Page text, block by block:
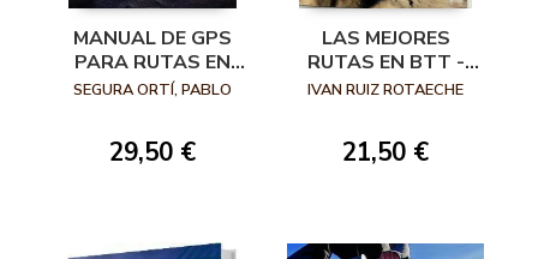
MANUAL DE GPS
PARA RUTAS EN
BTT
SEGURA ORTÍ, PABLO
29,50 €
LAS MEJORES
RUTAS EN BTT -
EUSKAL HERRIA
IVAN RUIZ ROTAECHE
21,50 €